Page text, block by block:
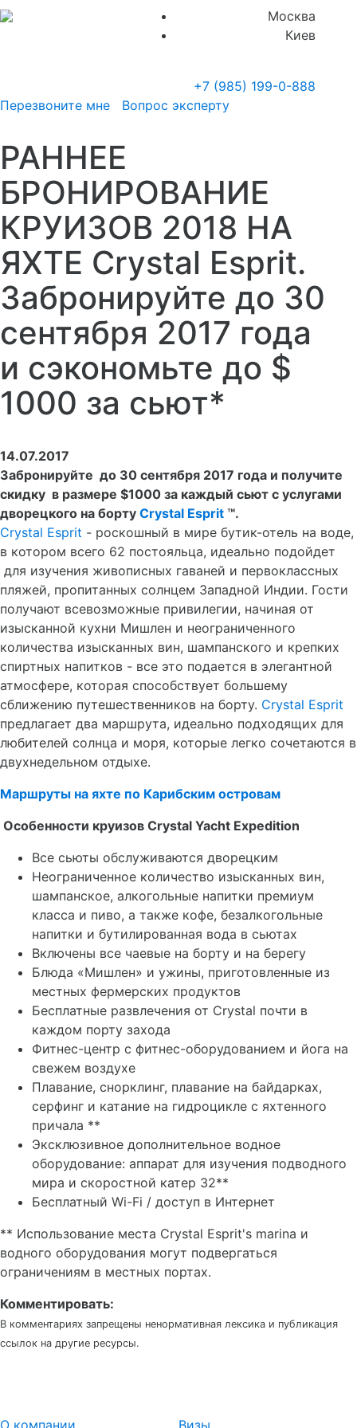
Москва
Киев
+7 (985) 199-0-888
Перезвоните мне
Вопрос эксперту
РАННЕЕ
БРОНИРОВАНИЕ
КРУИЗОВ 2018 НА
ЯХТЕ Crystal Esprit.
Забронируйте до 30
сентября 2017 года
и сэкономьте до $
1000 за сьют*
14.07.2017
Забронируйте до 30 сентября 2017 года и получите
скидку в размере $1000 за каждый cьют с услугами
дворецкого на борту Crystal Esprit ™.
Crystal Esprit - роскошный в мире бутик-отель на воде,
в котором всего 62 постояльца, идеально подойдет
для изучения живописных гаваней и первоклассных
пляжей, пропитанных солнцем Западной Индии. Гости
получают всевозможные привилегии, начиная от
изысканной кухни Мишлен и неограниченного
количества изысканных вин, шампанского и крепких
спиртных напитков - все это подается в элегантной
атмосфере, которая способствует большему
сближению путешественников на борту. Crystal Esprit
предлагает два маршрута, идеально подходящих для
любителей солнца и моря, которые легко сочетаются в
двухнедельном отдыхе.
Маршруты на яхте по Карибским островам
Особенности круизов Crystal Yacht Expedition
Все сьюты обслуживаются дворецким
Неограниченное количество изысканных вин,
шампанское, алкогольные напитки премиум
класса и пиво, а также кофе, безалкогольные
напитки и бутилированная вода в сьютах
Включены все чаевые на борту и на берегу
Блюда «Мишлен» и ужины, приготовленные из
местных фермерских продуктов
Бесплатные развлечения от Crystal почти в
каждом порту захода
Фитнес-центр с фитнес-оборудованием и йога на
свежем воздухе
Плавание, снорклинг, плавание на байдарках,
серфинг и катание на гидроцикле с яхтенного
причала **
Эксклюзивное дополнительное водное
оборудование: аппарат для изучения подводного
мира и скоростной катер 32**
Бесплатный Wi-Fi / доступ в Интернет
** Использование места Crystal Esprit's marina и
водного оборудования могут подвергаться
ограничениям в местных портах.
Комментировать:
В комментариях запрещены ненормативная лексика и публикация
ссылок на другие ресурсы.